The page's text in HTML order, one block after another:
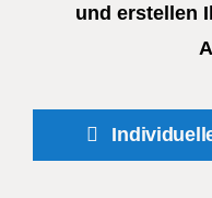
und erstellen